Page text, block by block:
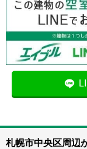
札幌市中央区周辺